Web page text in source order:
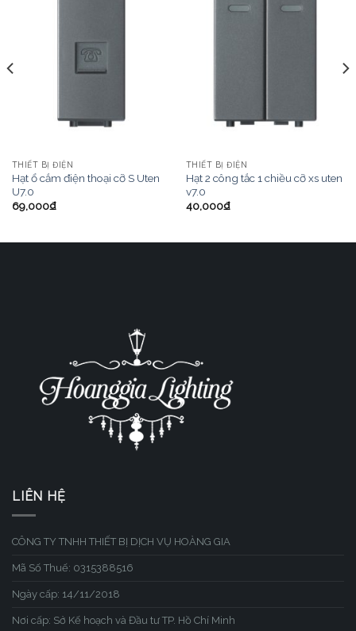
THIẾT BỊ ĐIỆN
Hạt ổ cắm điện thoại cỡ S Uten
U7.0
69,000₫
THIẾT BỊ ĐIỆN
Hạt 2 công tắc 1 chiều cỡ xs uten
v7.0
40,000₫
LIÊN HỆ
CÔNG TY TNHH THIẾT BỊ DỊCH VỤ HOÀNG GIA
Mã Số Thuế: 0315388516
Ngày cấp: 14/11/2018
Nơi cấp: Sở Kế hoạch và Đầu tư TP. Hồ Chí Minh